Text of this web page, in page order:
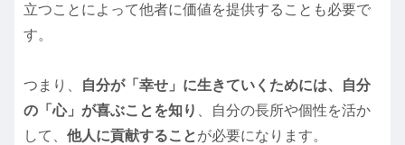
立つことによって他者に価値を提供することも必要で
す。
つまり、
自分が「幸せ」に生きていくためには、自分
の「心」が喜ぶことを知り
、自分の長所や個性を活か
して、 他人に貢献することが必要になります。